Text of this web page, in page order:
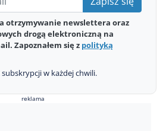
otrzymywanie newslettera oraz
drogą elektroniczną na
Zapoznałem się z polityką
w każdej chwili.
reklama